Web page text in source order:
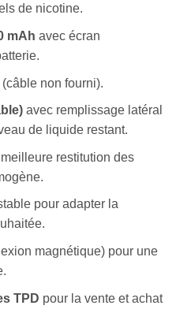
de nicotine.
mAh avec écran
(câble non fourni).
avec remplissage latéral
de liquide restant.
restitution des
pour adapter la
magnétique) pour une
TPD pour la vente et achat